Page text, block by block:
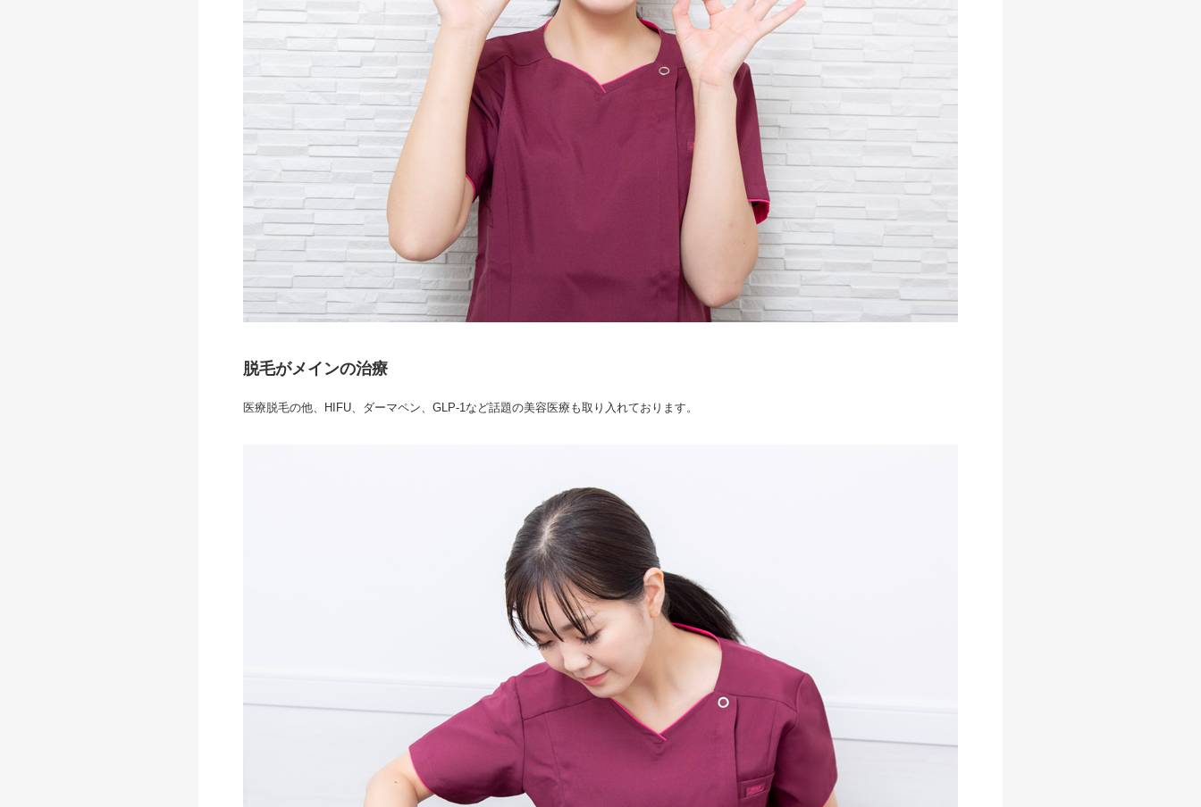
脱毛がメインの治療
医療脱毛の他、HIFU、ダーマペン、GLP-1など話題の美容医療も取り入れております。